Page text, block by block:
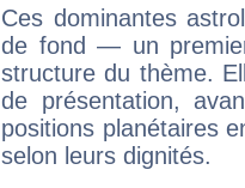
Ces dominantes
de fond — un
structure du thème.
de présentation,
positions planétaires
selon leurs dignités.